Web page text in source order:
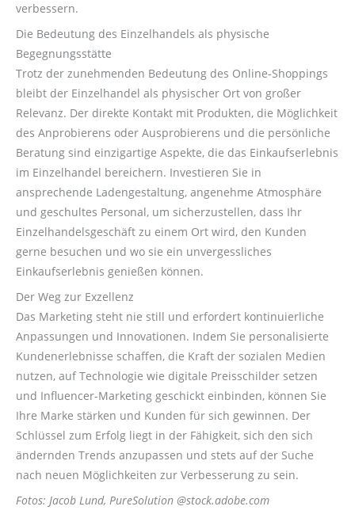
verbessern.
Die Bedeutung des Einzelhandels als physische
Begegnungsstätte
Trotz der zunehmenden Bedeutung des Online-Shoppings
bleibt der Einzelhandel als physischer Ort von großer
Relevanz. Der direkte Kontakt mit Produkten, die Möglichkeit
des Anprobierens oder Ausprobierens und die persönliche
Beratung sind einzigartige Aspekte, die das Einkaufserlebnis
im Einzelhandel bereichern. Investieren Sie in
ansprechende Ladengestaltung, angenehme Atmosphäre
und geschultes Personal, um sicherzustellen, dass Ihr
Einzelhandelsgeschäft zu einem Ort wird, den Kunden
gerne besuchen und wo sie ein unvergessliches
Einkaufserlebnis genießen können.
Der Weg zur Exzellenz
Das Marketing steht nie still und erfordert kontinuierliche
Anpassungen und Innovationen. Indem Sie personalisierte
Kundenerlebnisse schaffen, die Kraft der sozialen Medien
nutzen, auf Technologie wie digitale Preisschilder setzen
und Influencer-Marketing geschickt einbinden, können Sie
Ihre Marke stärken und Kunden für sich gewinnen. Der
Schlüssel zum Erfolg liegt in der Fähigkeit, sich den sich
ändernden Trends anzupassen und stets auf der Suche
nach neuen Möglichkeiten zur Verbesserung zu sein.
Fotos: Jacob Lund, PureSolution @stock.adobe.com